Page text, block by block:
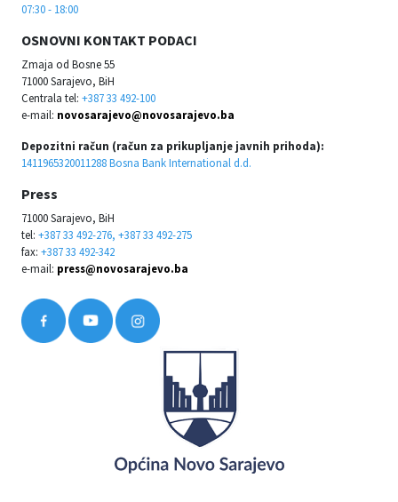
07:30 - 18:00
OSNOVNI KONTAKT PODACI
Zmaja od Bosne 55
71000 Sarajevo, BiH
Centrala tel: +387 33 492-100
e-mail: novosarajevo@novosarajevo.ba
Depozitni račun (račun za prikupljanje javnih prihoda):
1411965320011288 Bosna Bank International d.d.
Press
71000 Sarajevo, BiH
tel: +387 33 492-276, +387 33 492-275
fax: +387 33 492-342
e-mail: press@novosarajevo.ba